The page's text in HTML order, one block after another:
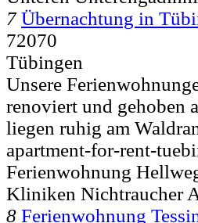
7 Übernachtung in
72070
Tübingen
Unsere
renoviert und gehoben
liegen ruhig am
apartment-for-rent-
Ferienwohnung
Kliniken Nichtraucher
8 Ferienwohnung